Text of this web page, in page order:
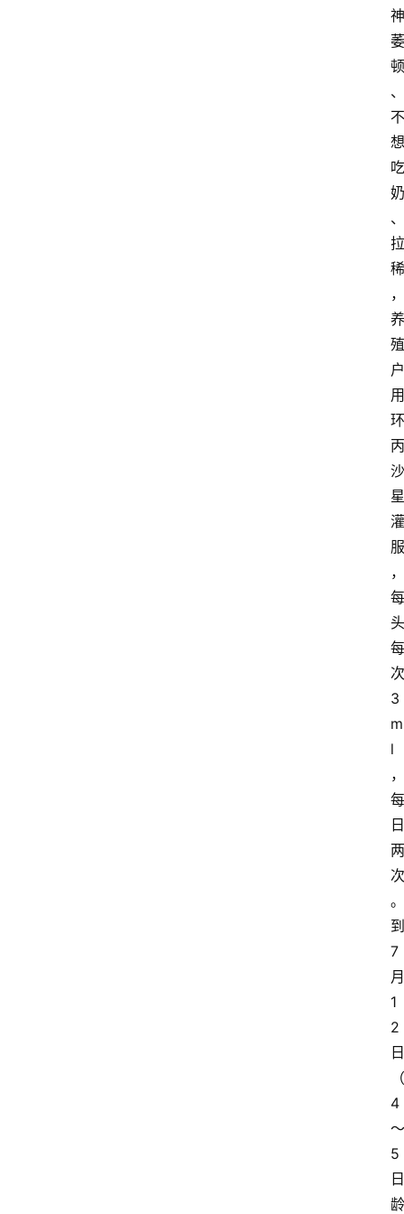
神
萎
顿
、
不
想
吃
奶
、
拉
稀
，
养
殖
户
用
环
丙
沙
星
灌
服
，
每
头
每
次
3
m
l
，
每
日
两
次
。
到
7
月
1
2
日
（
4
～
5
日
龄